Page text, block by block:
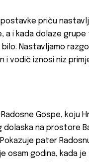
priču
i kada dolaze grupe
bilo. Nastavljamo
vodič iznosi niz
Gospe, koju
na prostore
pater
osam godina, kada